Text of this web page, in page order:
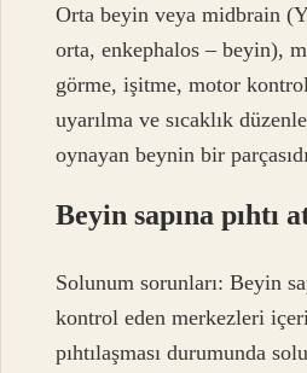
Orta beyin veya midbrain
orta, enkephalos – beyin),
görme, işitme, motor
uyarılma ve sıcaklık
oynayan beynin bir
Beyin sapına pıhtı
Solunum sorunları: Beyin
kontrol eden merkezleri
pıhtılaşması durumunda